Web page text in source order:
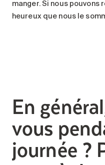
manger. Si nous pouvons
heureux que nous le
En
vous
journée ?